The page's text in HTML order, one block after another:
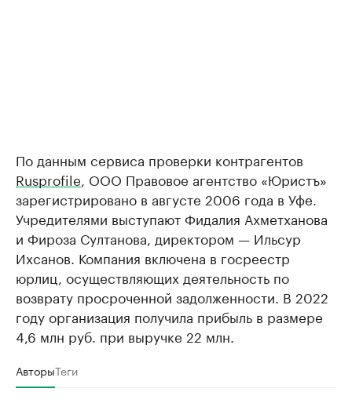
По данным сервиса проверки контрагентов
Rusprofile , ООО Правовое агентство «Юристъ»
зарегистрировано в августе 2006 года в Уфе.
Учредителями выступают Фидалия Ахметханова
и Фироза Султанова, директором — Ильсур
Ихсанов. Компания включена в госреестр
юрлиц, осуществляющих деятельность по
возврату просроченной задолженности. В 2022
году организация получила прибыль в размере
4,6 млн руб. при выручке 22 млн.
АвторыТеги